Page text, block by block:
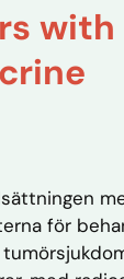
with
för